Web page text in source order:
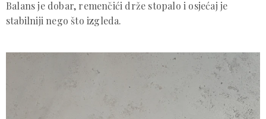
Balans je dobar, remenčići drže stopalo i osjećaj je
stabilniji nego što izgleda.